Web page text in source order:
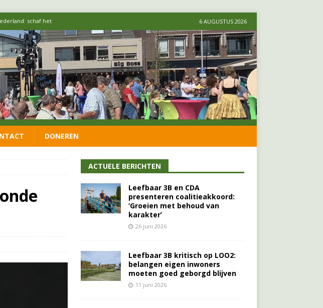
Sociaal Domein
FRACTIE
behoud van karakter’
goed geborgd blijven
schaf het
6 AUGUSTUS 2026
DONEREN
ACTUELE BERICHTEN
Leefbaar 3B en CDA
presenteren coalitieakkoord:
‘Groeien met behoud van
karakter’
26 juni 2026
Leefbaar 3B kritisch op LOO2:
belangen eigen inwoners
moeten goed geborgd blijven
11 juni 2026